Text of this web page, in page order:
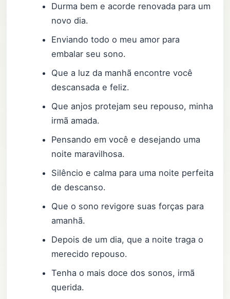
Durma bem e acorde renovada para um
novo dia.
Enviando todo o meu amor para
embalar seu sono.
Que a luz da manhã encontre você
descansada e feliz.
Que anjos protejam seu repouso, minha
irmã amada.
Pensando em você e desejando uma
noite maravilhosa.
Silêncio e calma para uma noite perfeita
de descanso.
Que o sono revigore suas forças para
amanhã.
Depois de um dia, que a noite traga o
merecido repouso.
Tenha o mais doce dos sonos, irmã
querida.